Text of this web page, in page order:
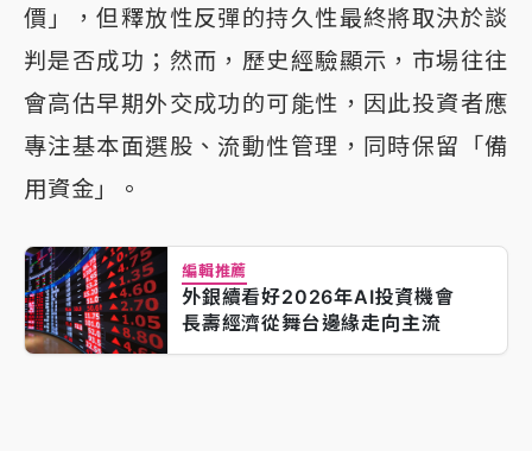
價」，但釋放性反彈的持久性最終將取決於談
判是否成功；然而，歷史經驗顯示，市場往往
會高估早期外交成功的可能性，因此投資者應
專注基本面選股、流動性管理，同時保留「備
用資金」。
編輯推薦
外銀續看好2026年AI投資機會
長壽經濟從舞台邊緣走向主流